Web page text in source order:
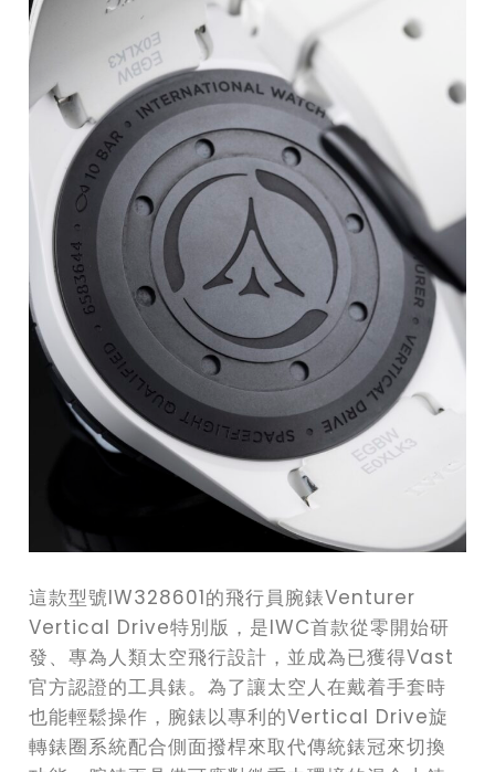
這款型號IW328601的飛行員腕錶Venturer
Vertical Drive特別版，是IWC首款從零開始研
發、專為人類太空飛行設計，並成為已獲得Vast
官方認證的工具錶。為了讓太空人在戴着手套時
也能輕鬆操作，腕錶以專利的Vertical Drive旋
轉錶圈系統配合側面撥桿來取代傳統錶冠來切換